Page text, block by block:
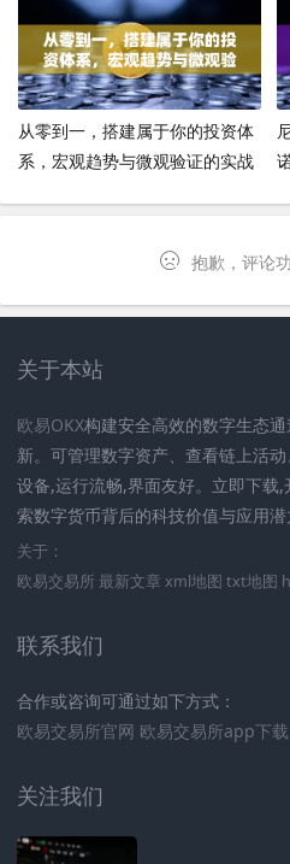
从零到一，搭建属于你的投资体
系，宏观趋势与微观验证的实战
抱歉，评论
关于本站
欧易OKX构建安全高效的数字生态
新。可管理数字资产、查看链上活
设备,运行流畅,界面友好。立即下载
索数字货币背后的科技价值与应用潜
关于：
欧易交易所 最新文章 xml地图 txt地图
联系我们
合作或咨询可通过如下方式：
欧易交易所官网 欧易交易所app下载
关注我们